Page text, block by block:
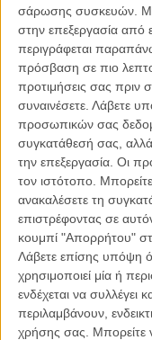
σάρωσης συσκευών.
στην επεξεργασία από
περιγράφεται
πρόσβαση σε πιο
προτιμήσεις σας πριν
συναινέσετε. Λάβετε
προσωπικών σας
συγκατάθεσή σας, αλλά
την επεξεργασία. Οι
τον ιστότοπο.
ανακαλέσετε τη
επιστρέφοντας σε
κουμπί "Απορρήτου"
Λάβετε επίσης υπόψη
χρησιμοποιεί μία ή
ενδέχεται να συλλέγει
περιλαμβάνουν,
χρήσης σας. Μπορείτε
Για την ιστορία, ο Εντι
Εντγκαρ Αλεν Τζον
καριέρα του σαν
ανελιχθεί στη θέση του
αντιπροέδρου της
H πιο γνωστή ιστορία
αυτοκτονία του Τζορτζ
τηλεοπτικό
είχε παράνομες
βρήκαν ποτέ τα
υποτίθεται ότι είχε
Ας είμαστε λοιπόν
επιστρέφουν ακόμη πιο
Davis»με ένα πολλά
«κωμωδία», όπως